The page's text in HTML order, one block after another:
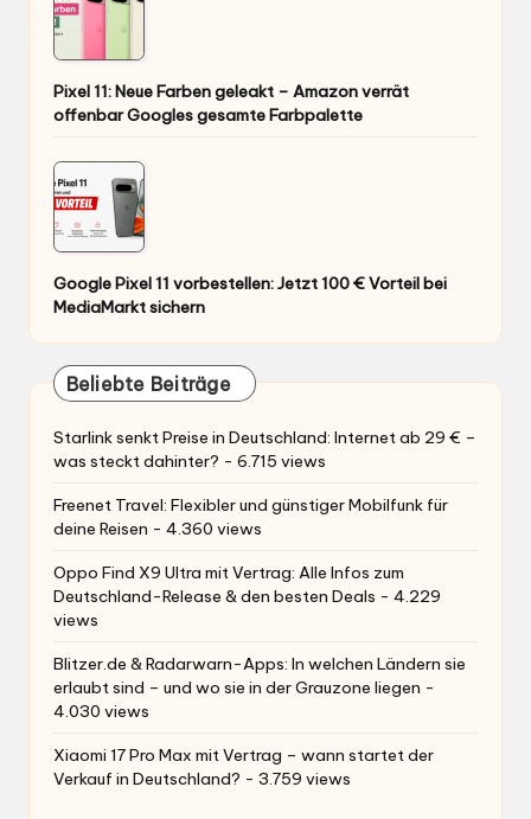
Pixel 11: Neue Farben geleakt – Amazon verrät
offenbar Googles gesamte Farbpalette
Google Pixel 11 vorbestellen: Jetzt 100 € Vorteil bei
MediaMarkt sichern
Beliebte Beiträge
Starlink senkt Preise in Deutschland: Internet ab 29 € –
was steckt dahinter? - 6.715 views
Freenet Travel: Flexibler und günstiger Mobilfunk für
deine Reisen - 4.360 views
Oppo Find X9 Ultra mit Vertrag: Alle Infos zum
Deutschland-Release & den besten Deals - 4.229
views
Blitzer.de & Radarwarn-Apps: In welchen Ländern sie
erlaubt sind – und wo sie in der Grauzone liegen -
4.030 views
Xiaomi 17 Pro Max mit Vertrag – wann startet der
Verkauf in Deutschland? - 3.759 views